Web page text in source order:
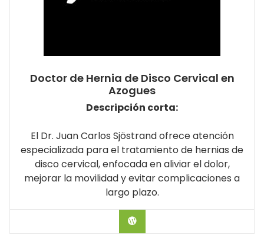
Doctor de Hernia de Disco Cervical en
Azogues
Descripción corta:
El Dr. Juan Carlos Sjöstrand ofrece atención
especializada para el tratamiento de hernias de
disco cervical, enfocada en aliviar el dolor,
mejorar la movilidad y evitar complicaciones a
largo plazo.
Hablar con el Doctor